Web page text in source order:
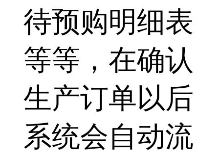
待预购明细表
等等，在确认
生产订单以后
系统会自动流